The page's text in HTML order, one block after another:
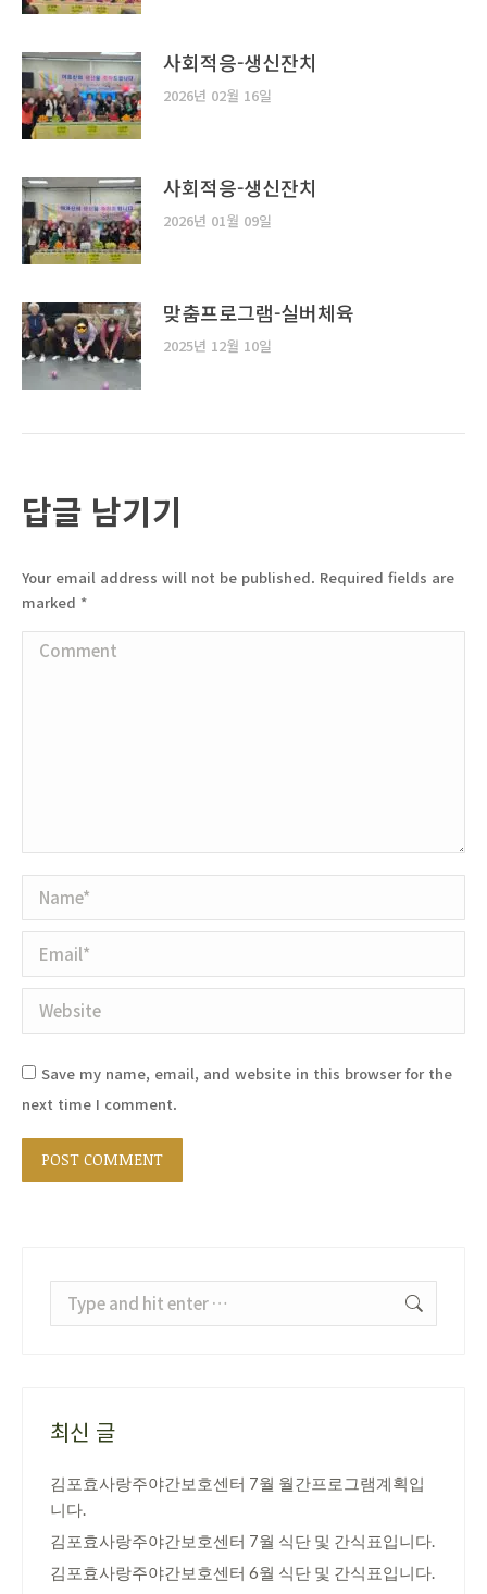
사회적응-생신잔치
2026년 02월 16일
사회적응-생신잔치
2026년 01월 09일
맞춤프로그램-실버체육
2025년 12월 10일
답글 남기기
Your email address will not be published. Required fields are
marked *
Comment
Name *
Email *
Website
Save my name, email, and website in this browser for the
next time I comment.
POST COMMENT
Search:
최신 글
김포효사랑주야간보호센터 7월 월간프로그램계획입
니다.
김포효사랑주야간보호센터 7월 식단 및 간식표입니다.
김포효사랑주야간보호센터 6월 식단 및 간식표입니다.